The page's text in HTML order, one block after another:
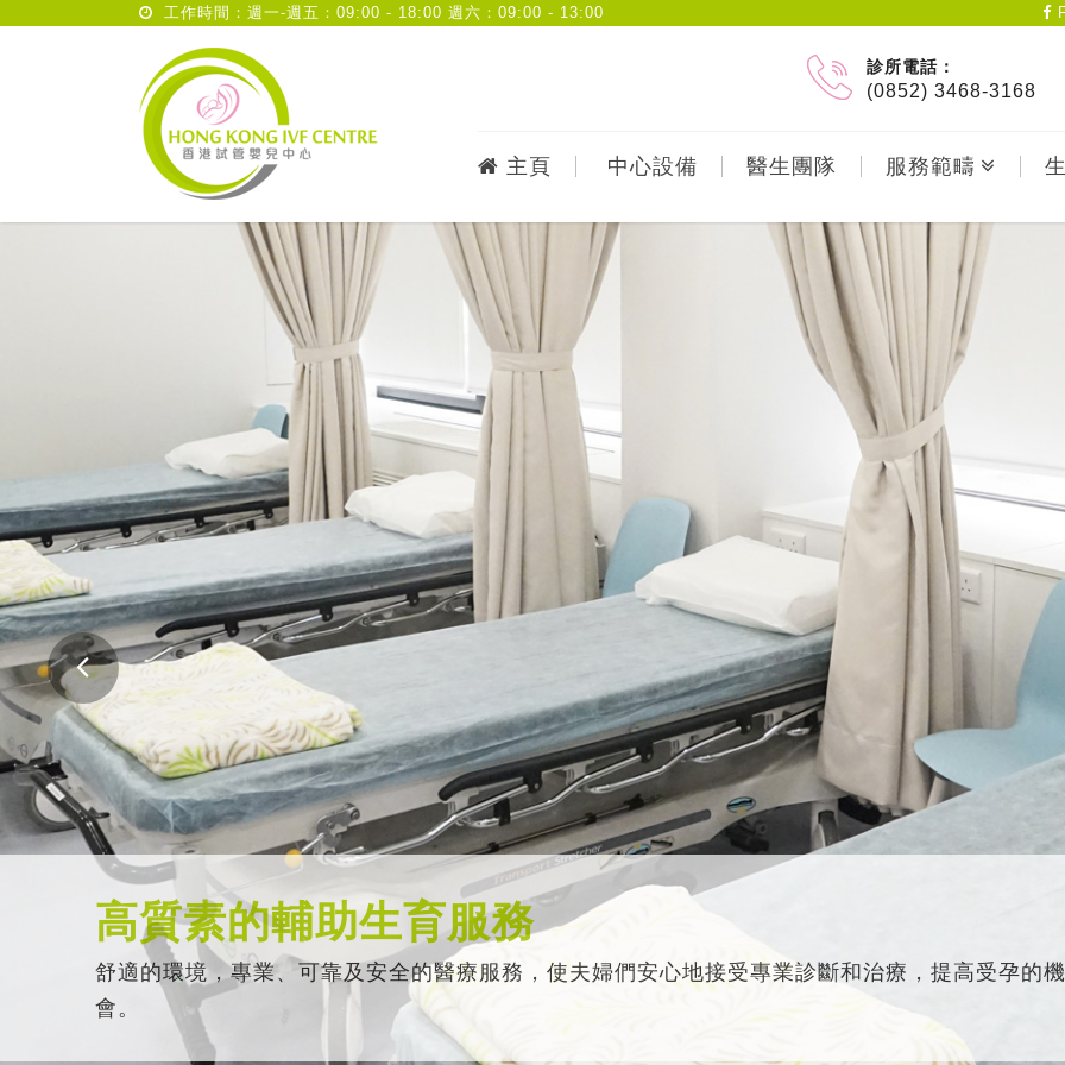
工作時間：週一-週五：09:00 - 18:00 週六：09:00 - 13:00
診所電話：
(0852) 3468-3168
主頁 中心設備 醫生團隊 服務範疇
高質素的輔助生育服務
舒適的環境，專業、可靠及安全的醫療服務，使夫婦們安心地接受專業診斷和治療，提高受孕的機
會。